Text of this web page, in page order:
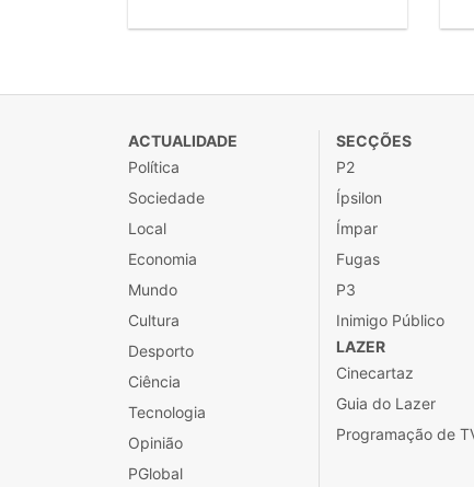
ACTUALIDADE
Política
Sociedade
Local
Economia
Mundo
Cultura
Desporto
Ciência
Tecnologia
Opinião
PGlobal
SECÇÕES
P2
Ípsilon
Ímpar
Fugas
P3
Inimigo Público
LAZER
Cinecartaz
Guia do Lazer
Programação de